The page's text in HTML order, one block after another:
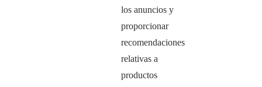
los anuncios y
proporcionar
recomendaciones
relativas a
productos